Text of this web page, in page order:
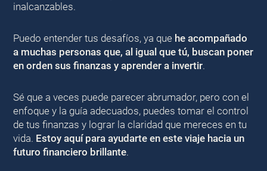
inalcanzables.
Puedo entender tus desafíos, ya que he acompañado
a muchas personas que, al igual que tú, buscan poner
en orden sus finanzas y aprender a invertir.
Sé que a veces puede parecer abrumador, pero con el
enfoque y la guía adecuados, puedes tomar el control
de tus finanzas y lograr la claridad que mereces en tu
vida. Estoy aquí para ayudarte en este viaje hacia un
futuro financiero brillante.